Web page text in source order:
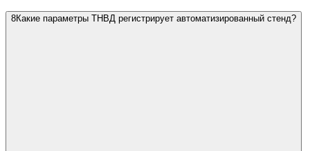
8Какие параметры ТНВД регистрирует автоматизированный стенд?